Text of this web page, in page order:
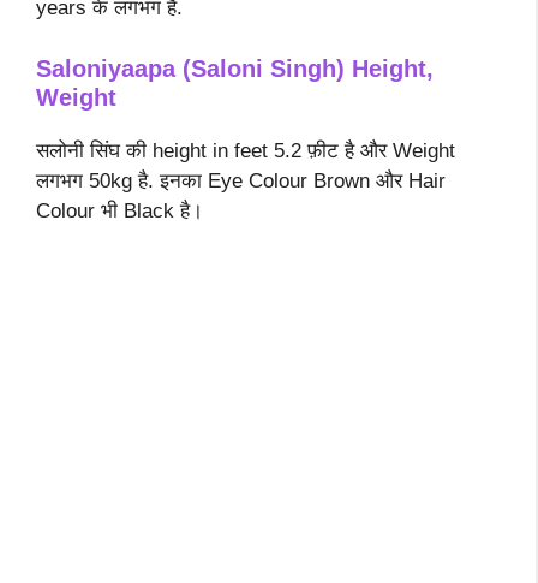
years के लगभग है.
Saloniyaapa (Saloni Singh) Height,
Weight
सलोनी सिंघ की height in feet 5.2 फ़ीट है और Weight
लगभग 50kg है. इनका Eye Colour Brown और Hair
Colour भी Black है।